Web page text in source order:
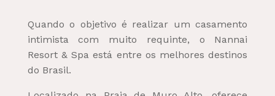
Quando o objetivo é realizar um casamento
intimista com muito requinte, o Nannai
Resort & Spa está entre os melhores destinos
do Brasil.